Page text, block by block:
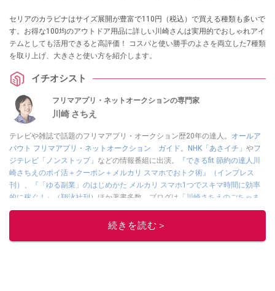
セリアのカラビナはサイズ展開が豊富で110円（税込）で買える種類も多いで
す。お得な100均のアウトドア用品に詳しい川崎さんは実用的でおしゃれアイ
テムとしても活用できると高評価！ コスパと使い勝手のよさを両立した7種類
を取り上げ、大きさと使い方を紹介します。
イチオシスト
フリマアプリ・ネットオークションの専門家
川崎 さちえ
テレビや雑誌で話題のフリマアプリ・オークション歴20年の達人。 オールア
バウト フリマアプリ・ネットオークション ガイド。 NHK「あさイチ」 やフ
ジテレビ「ノンストップ」 などの情報番組に出演。
『できるfit 節約の達人川
崎さちえのポイ活＋クーポン＋メルカリ スマホでおトク術』（インプレス
刊） 、
『「ゆる副業」のはじめかた メルカリ スマホ1つでスキマ時間に効率
的に稼ぐ！』（翔泳社刊） ほか著書多数。ブログは 「川崎さちえのごちゃま
ぜ日記」。
■経歴：2003年、夫が子育てをするために、突然会社を辞める。翌月からの
続きを読む＞